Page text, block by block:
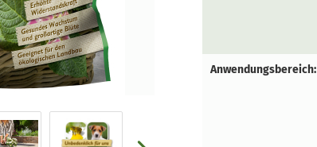
Anwendungsbereich: